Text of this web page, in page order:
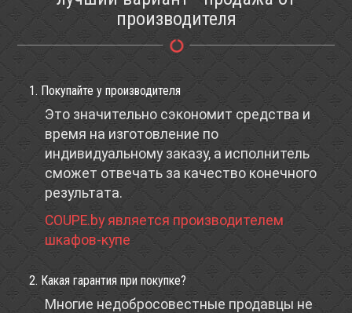
производителя
1. Покупайте у производителя
Это значительно сэкономит средства и
время на изготовление по
индивидуальному заказу, а исполнитель
сможет отвечать за качество конечного
результата.
COUPE.by является производителем
шкафов-купе
2. Какая гарантия при покупке?
Многие недобросовестные продавцы не